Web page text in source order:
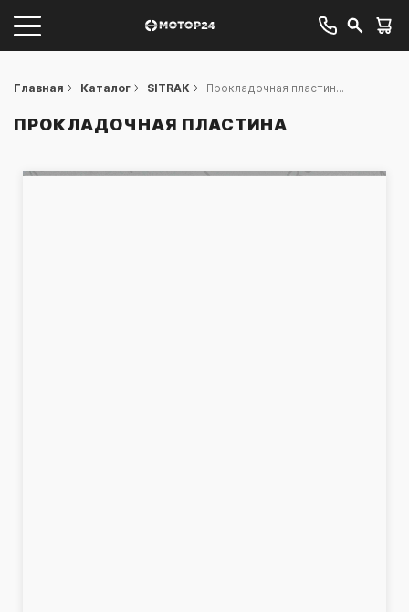
Главная Каталог SITRAK Прокладочная пластин...
ПРОКЛАДОЧНАЯ ПЛАСТИНА